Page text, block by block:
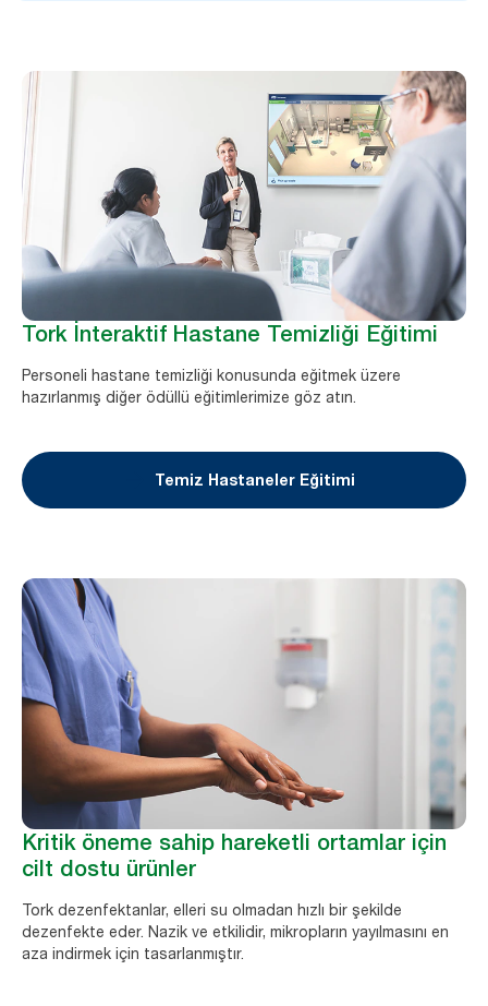
Tork İnteraktif Hastane Temizliği Eğitimi
Personeli hastane temizliği konusunda eğitmek üzere
hazırlanmış diğer ödüllü eğitimlerimize göz atın.
Temiz Hastaneler Eğitimi
Kritik öneme sahip hareketli ortamlar için
cilt dostu ürünler
Tork dezenfektanlar, elleri su olmadan hızlı bir şekilde
dezenfekte eder. Nazik ve etkilidir, mikropların yayılmasını en
aza indirmek için tasarlanmıştır.